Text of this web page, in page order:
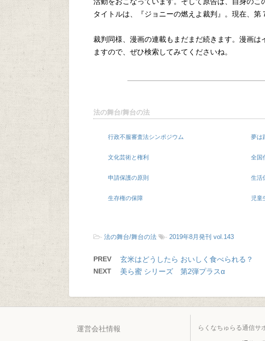
タイトルは、『ジョニーの燃えよ裁判』。現在、第
裁判同様、漫画の連載もまだまだ続きます。漫画は
ますので、ぜひ検索してみてくださいね。
法の舞台/舞台の法
行政不服審査法シンポジウム 夢は
文化芸術と権利 全国
申請保護の原則 生活
生存権の保障 児童
- 法の舞台/舞台の法 - 2019年8月発刊 vol.143
PREV 玄米はどうしたら おいしく食べられる？
NEXT 美ら蜜 シリーズ 第2弾プラスα
運営会社情報 らくなちゅらる通信サ